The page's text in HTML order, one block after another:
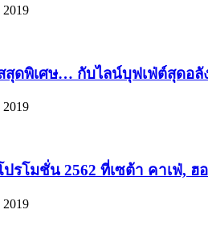
2019
ดพิเศษ… กับไลน์บุฟเฟ่ต์สุดอลั
2019
รโมชั่น 2562 ที่เซต้า คาเฟ่, ฮ
2019